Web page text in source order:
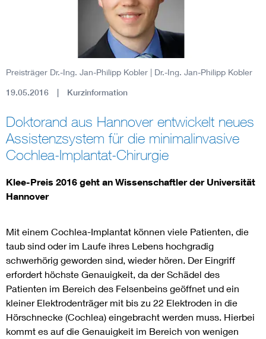
Assisted Living
Functional safety
Preisträger Dr.-Ing. Jan-Philipp Kobler | Dr.-Ing. Jan-Philipp Kobler
19.05.2016 Kurzinformation
Doktorand aus Hannover entwickelt neues
Assistenzsystem für die minimalinvasive
Cochlea-Implantat-Chirurgie
Klee-Preis 2016 geht an Wissenschaftler der Universität
Hannover
Mit einem Cochlea-Implantat können viele Patienten, die
taub sind oder im Laufe ihres Lebens hochgradig
schwerhörig geworden sind, wieder hören. Der Eingriff
erfordert höchste Genauigkeit, da der Schädel des
Patienten im Bereich des Felsenbeins geöffnet und ein
kleiner Elektrodenträger mit bis zu 22 Elektroden in die
Hörschnecke (Cochlea) eingebracht werden muss. Hierbei
kommt es auf die Genauigkeit im Bereich von wenigen